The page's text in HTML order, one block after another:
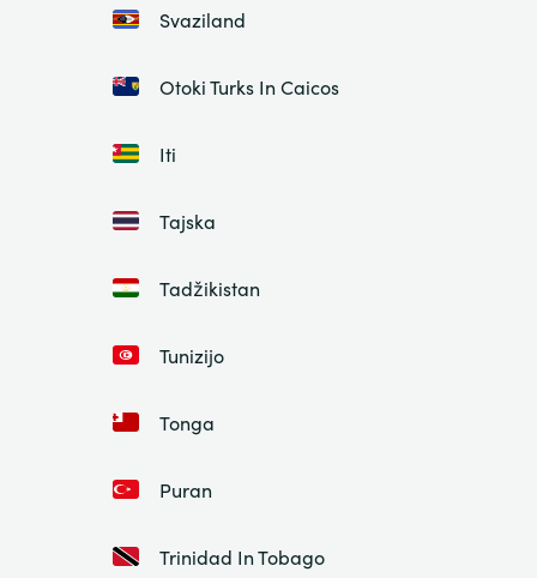
Svaziland
Otoki Turks In Caicos
Iti
Tajska
Tadžikistan
Tunizijo
Tonga
Puran
Trinidad In Tobago